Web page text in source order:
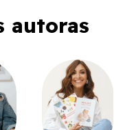
autoras